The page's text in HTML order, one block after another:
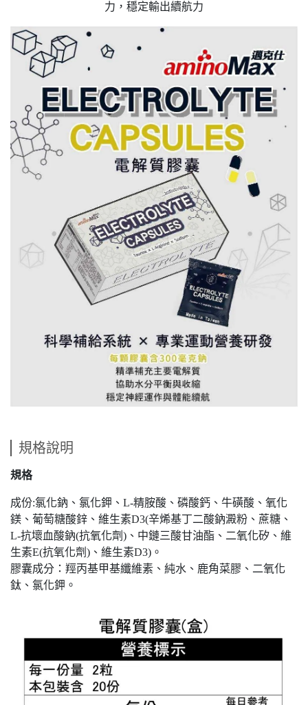
力，穩定輸出續航力
規格說明
規格
成份:氯化鈉、氯化鉀、L-精胺酸、磷酸鈣、牛磺酸、氧化
鎂、葡萄糖酸鋅、維生素D3(辛烯基丁二酸鈉澱粉、蔗糖、
L-抗壞血酸鈉(抗氧化劑)、中鏈三酸甘油酯、二氧化矽、維
生素E(抗氧化劑)、維生素D3)。
膠囊成分：羥丙基甲基纖維素、純水、鹿角菜膠、二氧化
鈦、氯化鉀。